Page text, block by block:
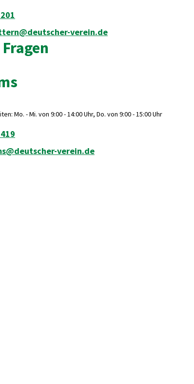
verein.de
Mo. - Mi. von 9:00 - 14:00 Uhr, Do. von 9:00 - 15:00 Uhr
verein.de